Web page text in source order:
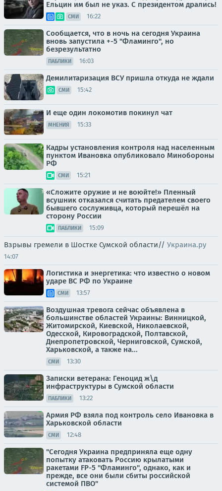
Ельцин им был не указ. С президентом дрались!
СМИ 16:22
Сообщается, что в ночь на сегодня Украина
вновь запустила +-5 "Фламинго", но
безрезультатно
ПАБЛИКИ 16:03
Демилитаризация ВСУ пришла откуда не ждали
СМИ 15:42
И еще один локомотив покинул чат
МНЕНИЯ 15:33
Кадры установления контроля над населенным
пунктом Ивановка опубликовало Минобороны
РФ
СМИ 15:21
«Сложите оружие и не воюйте!» Пленный
всушник отказался считать предателем своего
бывшего сослуживца, который перешёл на
сторону России
ПАБЛИКИ 15:09
Взрывы гремели в Шостке Сумской области// Украина.ру
14:07
Логистика и энергетика: что известно о новом
ударе ВС РФ по Украине
СМИ 13:57
Воздушная тревога сейчас объявлена в
большинстве областей Украины: Винницкой,
Житомирской, Киевской, Николаевской,
Одесской, Кировоградской, Полтавской,
Днепропетровской, Черниговской, Сумской,
Харьковской, а также на...
СМИ 13:30
Записки ветерана: Геноцид ж\д
инфраструктуры в Сумской области
ПАБЛИКИ 13:22
Армия РФ взяла под контроль село Ивановка в
Харьковской области
СМИ 12:48
"Сегодня Украина предприняла еще одну
попытку атаковать Россию крылатыми
ракетами FP-5 "Фламинго", однако, как и
прежде, все они были сбиты российской
системой ПВО"